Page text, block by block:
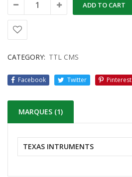
ADD TO CART
CATEGORY: TTL CMS
Facebook Twitter Pinterest
MARQUES (1)
TEXAS INTRUMENTS